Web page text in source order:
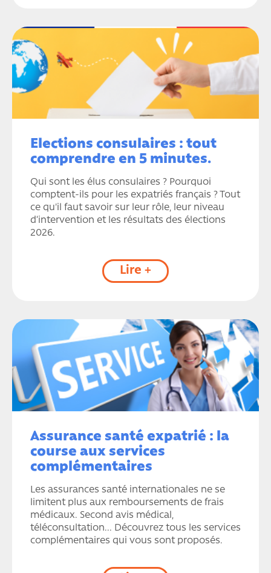
Elections consulaires : tout
comprendre en 5 minutes.
Qui sont les élus consulaires ? Pourquoi
comptent-ils pour les expatriés français ? Tout
ce qu'il faut savoir sur leur rôle, leur niveau
d’intervention et les résultats des élections
2026.
Lire +
Assurance santé expatrié : la
course aux services
complémentaires
Les assurances santé internationales ne se
limitent plus aux remboursements de frais
médicaux. Second avis médical,
téléconsultation... Découvrez tous les services
complémentaires qui vous sont proposés.